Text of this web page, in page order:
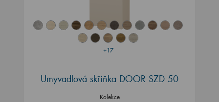
+17
Umyvadlová skříňka DOOR SZD 50
Kolekce